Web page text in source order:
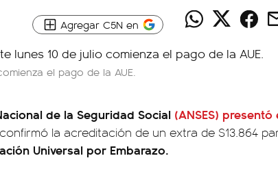
Agregar C5N en
el pago de la AUE.
de la Seguridad Social (ANSES)
la acreditación de un extra de $13.864
Universal por Embarazo.